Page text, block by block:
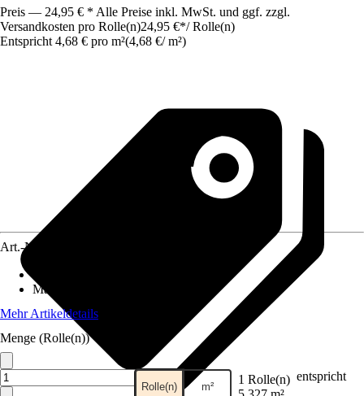
Preis — 24,95 € * Alle Preise inkl. MwSt. und ggf. zzgl.
Versandkosten pro Rolle(n)24,95 €*/ Rolle(n)
Entspricht 4,68 € pro m²(4,68 €/ m²)
Art.-Nr.
Maße (BxH)
Mehr Artikeldetails
Menge (Rolle(n))
Rolle(n) m² 1 Rolle(n) entspricht